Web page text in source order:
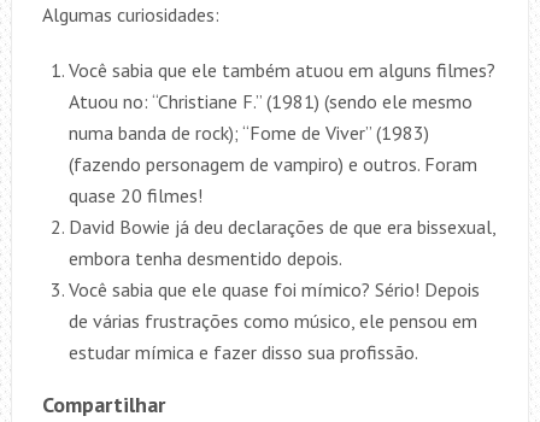
Algumas curiosidades:
Você sabia que ele também atuou em alguns filmes?
Atuou no: “Christiane F.” (1981) (sendo ele mesmo
numa banda de rock); “Fome de Viver” (1983)
(fazendo personagem de vampiro) e outros. Foram
quase 20 filmes!
David Bowie já deu declarações de que era bissexual,
embora tenha desmentido depois.
Você sabia que ele quase foi mímico? Sério! Depois
de várias frustrações como músico, ele pensou em
estudar mímica e fazer disso sua profissão.
Compartilhar